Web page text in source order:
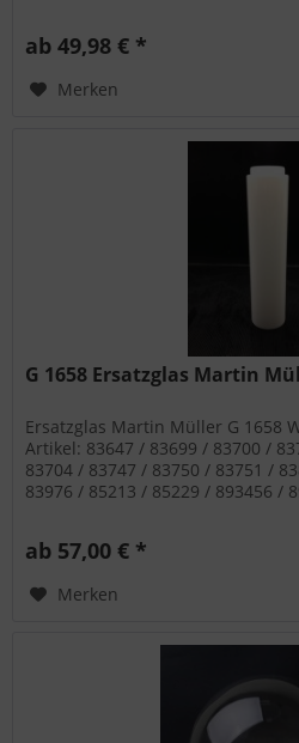
ab 49,98 € *
Merken
G 1658 Ersatzglas Martin
Ersatzglas Martin Müller G 1658
Artikel: 83647 / 83699 / 83700 /
83704 / 83747 / 83750 / 83751 /
83976 / 85213 / 85229 / 893456 /
ab 57,00 € *
Merken